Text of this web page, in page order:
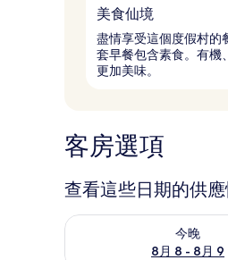
美食仙境
盡情享受這個度假村的
套早餐包含素食。有機
更加美味。
客房選項
查看這些日期的供
今晚
8月 8 - 8月 9
查看今晚 (8月 8 - 8月 9)